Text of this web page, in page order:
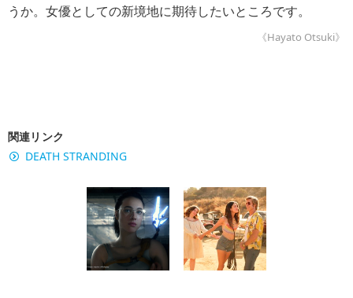
うか。女優としての新境地に期待したいところです。
《Hayato Otsuki》
関連リンク
DEATH STRANDING